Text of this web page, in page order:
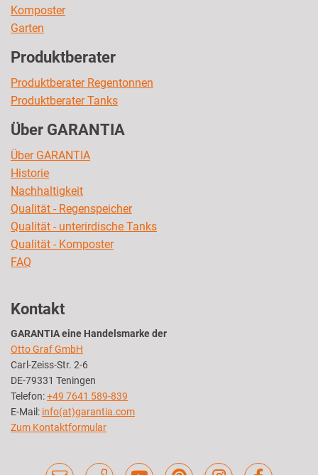
Komposter
Garten
Produktberater
Produktberater Regentonnen
Produktberater Tanks
Über GARANTIA
Über GARANTIA
Historie
Nachhaltigkeit
Qualität - Regenspeicher
Qualität - unterirdische Tanks
Qualität - Komposter
FAQ
Kontakt
GARANTIA eine Handelsmarke der
Otto Graf GmbH
Carl-Zeiss-Str. 2-6
DE-79331 Teningen
Telefon:+49 7641 589-839
E-Mail: info(at)garantia.com
Zum Kontaktformular